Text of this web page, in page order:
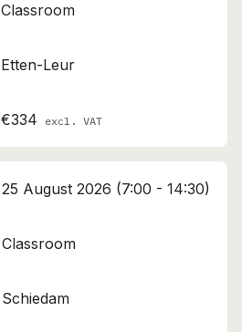
Classroom
Etten-Leur
€334 excl. VAT
25 August 2026 (7:00 - 14:30)
Classroom
Schiedam